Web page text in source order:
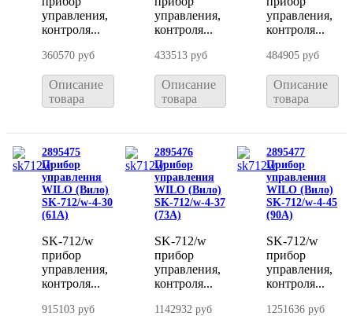
управления,
контроля...
360570 руб
Описание
товара
управления,
контроля...
433513 руб
Описание
товара
управления,
контроля...
484905 руб
Описание
товара
2895475
Прибор
управления
WILO (Вило)
SK-712/w-4-30
(61A)
SK-712/w
прибор
управления,
контроля...
915103 руб
2895476
Прибор
управления
WILO (Вило)
SK-712/w-4-37
(73A)
SK-712/w
прибор
управления,
контроля...
1142932 руб
2895477
Прибор
управления
WILO (Вило)
SK-712/w-4-45
(90A)
SK-712/w
прибор
управления,
контроля...
1251636 руб